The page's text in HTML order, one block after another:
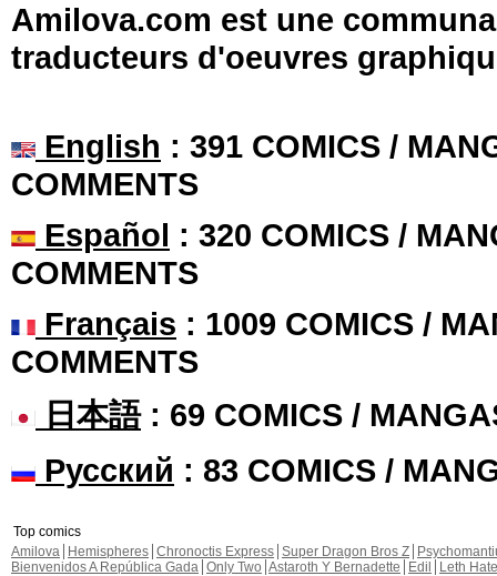
Amilova.com est une
traducteurs d'oeuvres
English : 391 COMICS /
COMMENTS
Español : 320 COMICS /
COMMENTS
Français : 1009 COMICS /
COMMENTS
日本語: 69 COMICS /
Русский : 83 COMICS /
Top comics
Amilova
Hemispheres Chronoctis Express Super Dragon Bros Z
Bienvenidos A República Gada Only Two Astaroth Y Bernadette Edil
Leth Hate